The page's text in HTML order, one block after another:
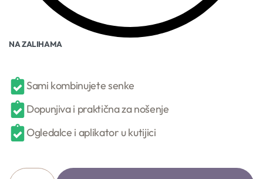
NA ZALIHAMA
Sami kombinujete senke
Dopunjiva i praktična za nošenje
Ogledalce i aplikator u kutijici